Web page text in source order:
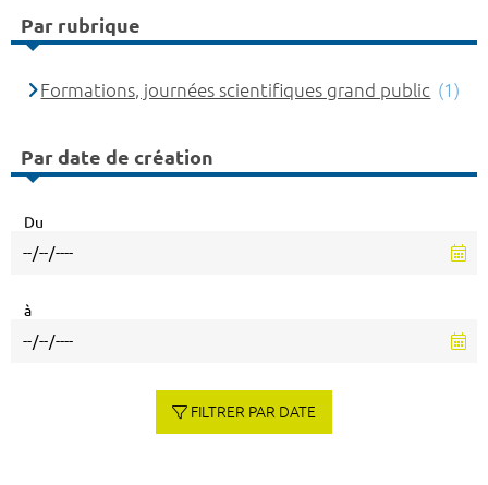
Par rubrique
Formations, journées scientifiques grand public (1)
Par date de création
Du
à
FILTRER PAR DATE